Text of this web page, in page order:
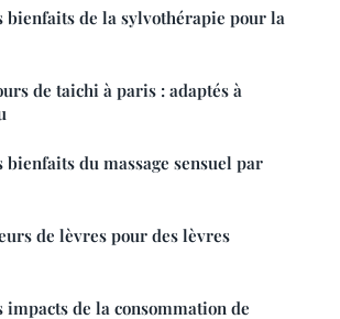
bienfaits de la sylvothérapie pour la
de taichi à paris : adaptés à
bienfaits du massage sensuel par
de lèvres pour des lèvres
impacts de la consommation de